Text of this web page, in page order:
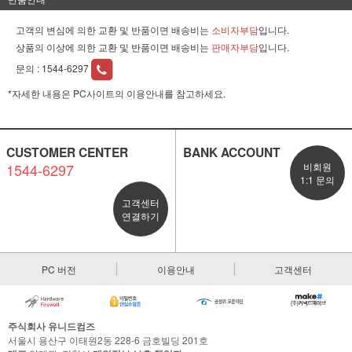
고객의 변심에 의한 교환 및 반품이면 배송비는 소비자부담입니다.
상품의 이상에 의한 교환 및 반품이면 배송비는 판매자부담입니다.
문의 : 1544-6297
*자세한 내용은 PC사이트의 이용안내를 참고하세요.
CUSTOMER CENTER
1544-6297
고객센터
연결하기
BANK ACCOUNT
비회원
1:1 문의
PC 버전 이용안내 고객센터
주식회사 유니드컴즈
서울시 용산구 이태원2동 228-6 금호빌딩 201호